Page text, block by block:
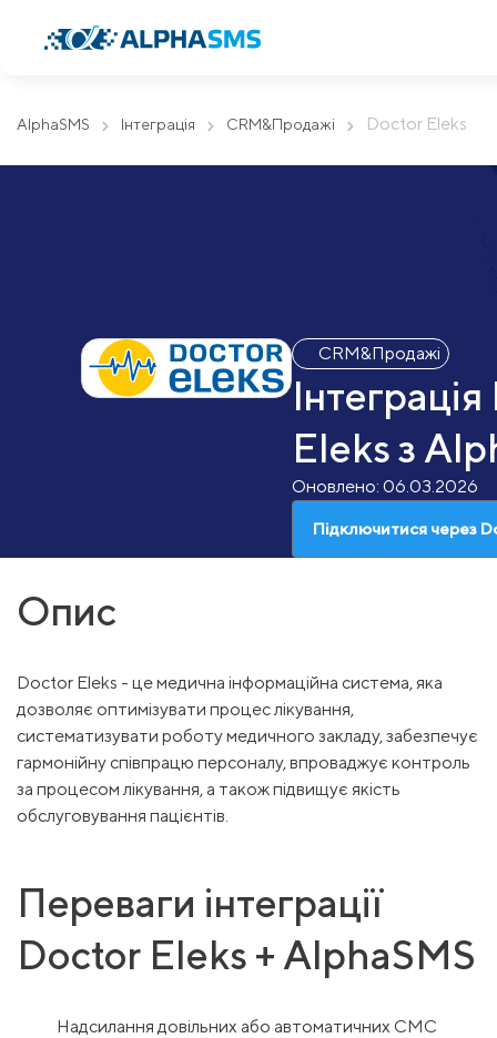
AlphaSMS Інтеграція CRM&Продажі Doctor Eleks
CRM&Продажі
Eleks з
Оновлено: 06.03.2026
Підключитися через
Опис
Doctor Eleks - це медична інформаційна система, яка
дозволяє оптимізувати процес лікування,
систематизувати роботу медичного закладу, забезпечує
гармонійну співпрацю персоналу, впроваджує контроль
за процесом лікування, а також підвищує якість
обслуговування пацієнтів.
Переваги інтеграції
Doctor Eleks + AlphaSMS
Надсилання довільних або автоматичних СМС